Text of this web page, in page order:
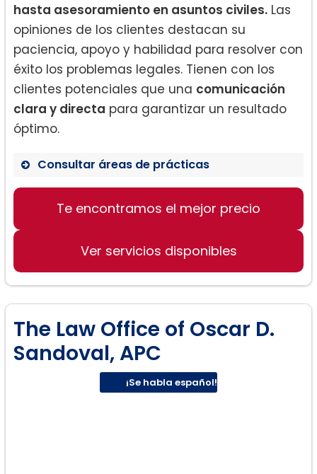
hasta asesoramiento en asuntos civiles. Las
opiniones de los clientes destacan su
paciencia, apoyo y habilidad para resolver con
éxito los problemas legales. Tienen con los
clientes potenciales que una comunicación
clara y directa para garantizar un resultado
óptimo.
Consultar áreas de prácticas
Derecho de familia
Ley de propiedad
Te encontramos el mejor precio
Ver servicios disponibles
The Law Office of Oscar D.
Sandoval, APC
¡Se habla español!